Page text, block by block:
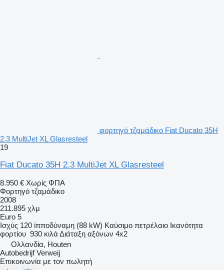
φορτηγό τζαμάδικο Fiat Ducato 35H
2.3 MultiJet XL Glasresteel
19
Fiat Ducato 35H 2.3 MultiJet XL Glasresteel
8.950 € Χωρίς ΦΠΑ
Φορτηγό τζαμάδικο
2008
211.895 χλμ
Euro 5
Ισχύς 120 ίπποδύναμη (88 kW) Καύσιμο πετρέλαιο Ικανότητα
φορτίου 930 κιλά Διάταξη αξόνων 4x2
Ολλανδία, Houten
Autobedrijf Verweij
Επικοινωνία με τον πωλητή